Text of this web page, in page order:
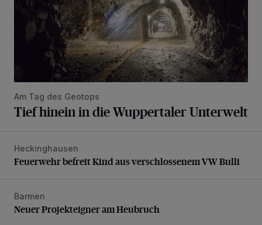
Am Tag des Geotops
Tief hinein in die Wuppertaler Unterwelt
Feuerwehr befreit Kind aus verschlossenem VW Bulli
Heckinghausen
Feuerwehr befreit Kind aus verschlossenem VW Bulli
Neuer Projekteigner am Heubruch
Barmen
Neuer Projekteigner am Heubruch